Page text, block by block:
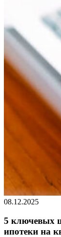
08.12.2025
5 ключевых
ипотеки на